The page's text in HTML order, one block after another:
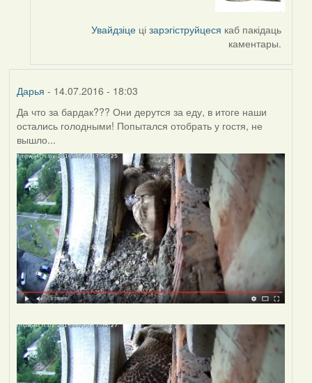
Увайдзіце цізарэгіструйцеся каб пакідаць
каментары.
Дарья - 14.07.2016 - 18:03
Да что за бардак??? Они дерутся за еду, в итоге наши
остались голодными! Попытался отобрать у гостя, не
вышло...